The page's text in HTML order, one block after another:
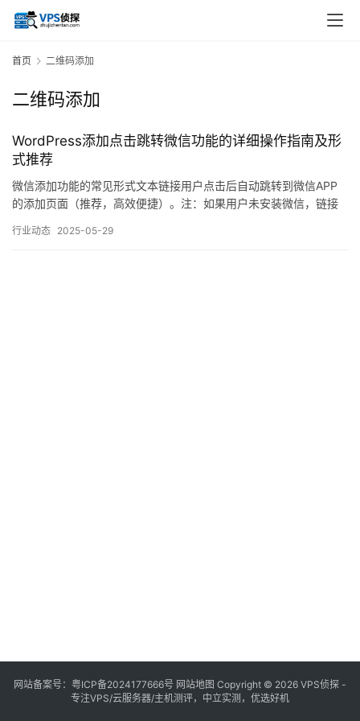
首页 二维码添加
二维码添加
WordPress添加点击跳转微信功能的详细操作指南及形
式推荐
微信添加功能的常见形式文本链接用户点击后自动跳转到微信APP
的添加页面（推荐，高效便捷）。注：如果用户未安装微信，链接
码添加点击按钮：方法3：二维码弹窗（推荐移动端）生成微信二维
行业动态 2025-05-29
网站备案号： 粤ICP备2024177666号 网站地图 Copyright © 2026 VPS侦探 -
专注VPS/云服务器/主机测评，中立实测，优选好机